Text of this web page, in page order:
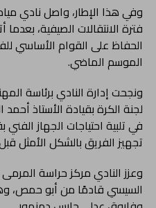
وفي هذا الإطار، واصل نادي
الحفاظ على القوام الأساسي
الموسم الماضي.
ونجحت إدارة النادي برئاسة
لجنة الكرة بقيادة الأستاذ
في تلبية احتياجات الجهاز
تجهيز الفريق بالشكل الأمثل
وعزز النادي مركز حراسة
السيسي قادمًا من أبو حمص،